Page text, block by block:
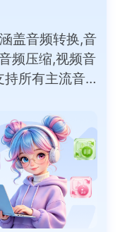
盖音频转换,音
频压缩,视频音
持所有主流音